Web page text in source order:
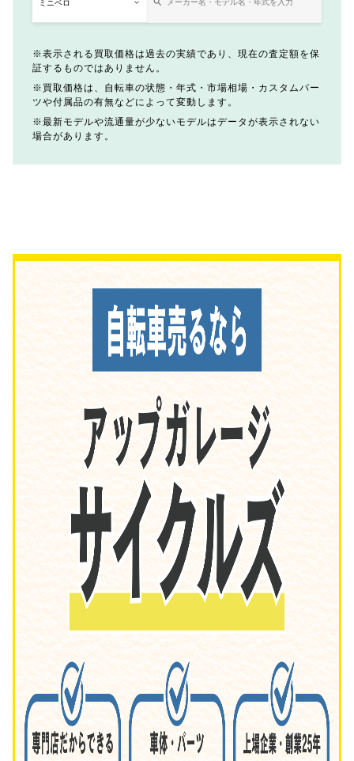
表示される買取価格は過去の実績であり、現在の査定額を保
証するものではありません。
買取価格は、自転車の状態・年式・市場相場・カスタムパー
ツや付属品の有無などによって変動します。
最新モデルや流通量が少ないモデルはデータが表示されない
場合があります。